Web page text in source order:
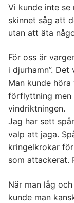
Vi kunde inte
skinnet såg att
utan att äta
För oss är
i djurhamn”. Det
Man kunde
förflyttning men
vindriktningen.
Jag har sett
valp att jaga.
kringelkrokar
som attackerat.
När man låg
kunde man